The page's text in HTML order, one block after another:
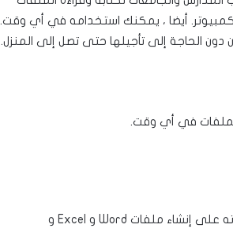
أيضا ، يمكنك استخدامه في أي وقت.
إلى تأجيلها حتى تصل إلى المنزل.
إنه خفيف الوزن ولا يشغل مساحة على جهازك ، ويتميز بقدرته على إنشاء ملفات Word و Excel و